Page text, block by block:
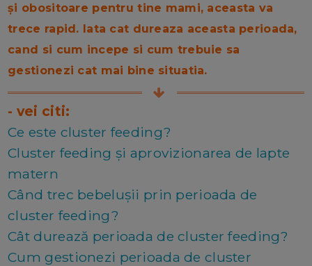
și obositoare pentru tine mami, aceasta va
trece rapid. Iata cat dureaza aceasta perioada,
cand si cum incepe si cum trebuie sa
gestionezi cat mai bine situatia.
- vei citi:
Ce este cluster feeding?
Cluster feeding și aprovizionarea de lapte
matern
Când trec bebelușii prin perioada de
cluster feeding?
Cât durează perioada de cluster feeding?
Cum gestionezi perioada de cluster